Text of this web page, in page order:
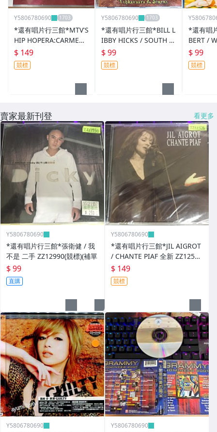
Y5806780690
*還有唱片行三館*MTV'S
HIP HOPERA:CARMEN
全新 ZZ15891(競標)
$ 149
競標
Y5806780690
*還有唱片行三館*BILL L
IBBY HICKS / SOUTH O
F NOWHERE 二手 ZZ13
680(競標)
$ 99
競標
*還有唱
BERT /
二手
$ 99
競標
賣家最新刊登 看更多
Y5806780690
*還有唱片行三館*張衛健 / 我
不是 二手 ZZ12990(競標)(補單
$ 99
直購
Y5806780690
*還有唱片行三館*JIL AIGROT
/ CHANTE PIAF 全新 ZZ12526
(競標)
$ 149
競標
Y5806780690 Y5806780690